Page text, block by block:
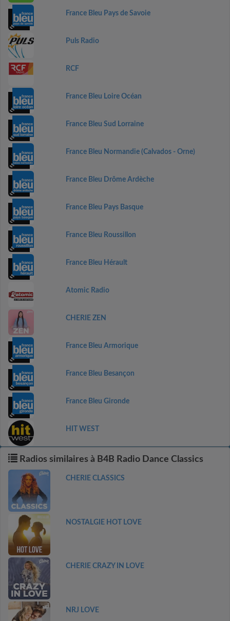
France Bleu Pays de Savoie
Puls Radio
RCF
France Bleu Loire Océan
France Bleu Sud Lorraine
France Bleu Normandie (Calvados - Orne)
France Bleu Drôme Ardèche
France Bleu Pays Basque
France Bleu Roussillon
France Bleu Hérault
Atomic Radio
CHERIE ZEN
France Bleu Armorique
France Bleu Besançon
France Bleu Gironde
HIT WEST
Radios similaires à B4B Radio Dance Classics
CHERIE CLASSICS
NOSTALGIE HOT LOVE
CHERIE CRAZY IN LOVE
NRJ LOVE